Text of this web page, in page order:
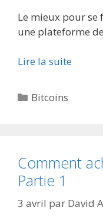
Le mieux pour se
une plateforme
Lire la suite
Catégories
Bitcoins
Comment
Partie 1
3 avril par David